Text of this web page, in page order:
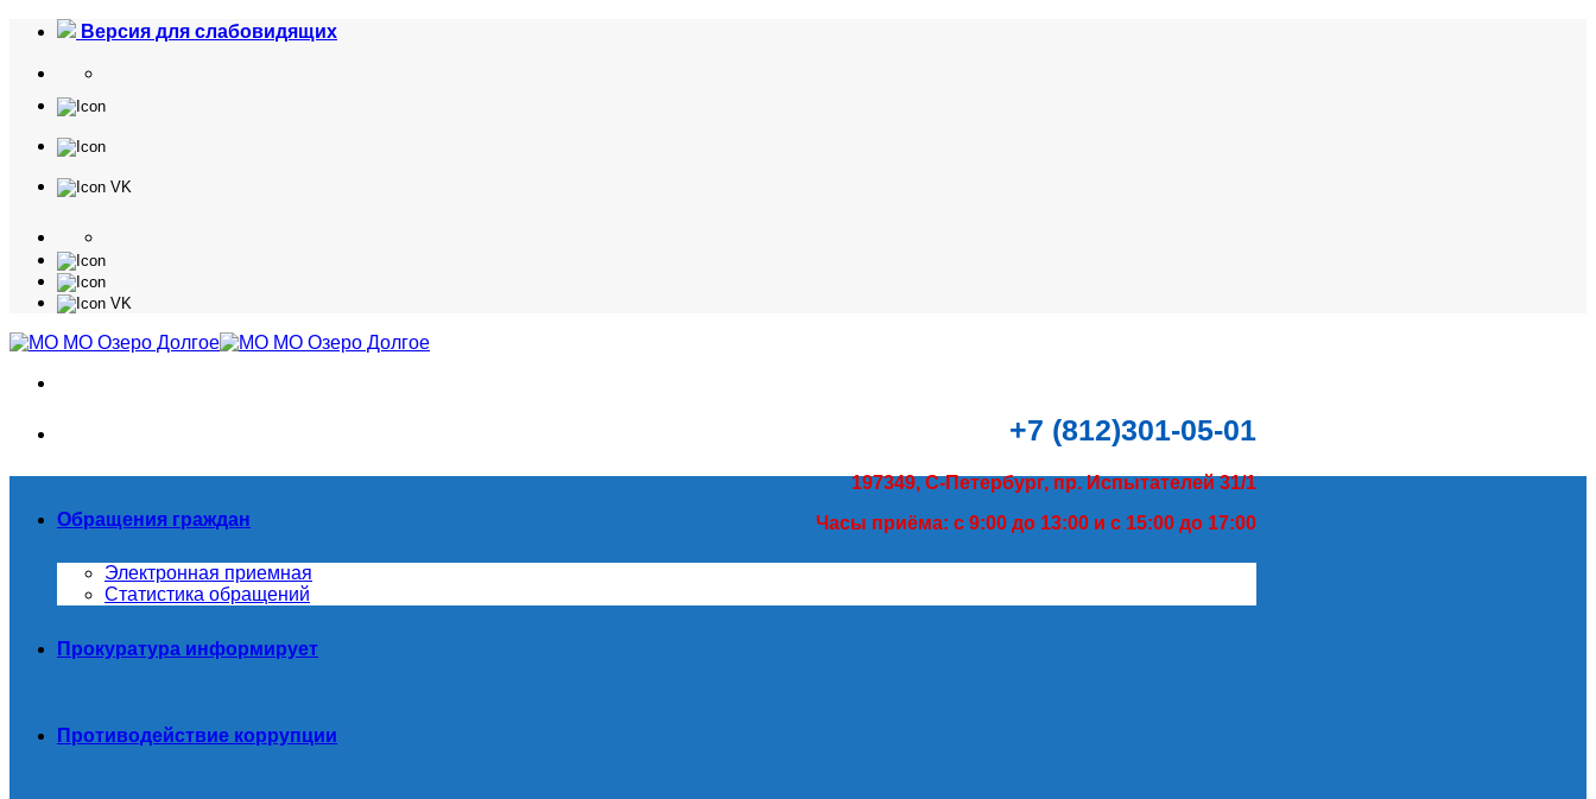
Skip
content
Версия для слабовидящих
+7 (812)301-05-01
197349, С-Петербург, пр. Испытателей 31/1
Часы приёма: с 9:00 до 13:00 и с 15:00 до 17:00
Обращения граждан
Электронная приемная
Статистика обращений
Прокуратура информирует
Противодействие коррупции